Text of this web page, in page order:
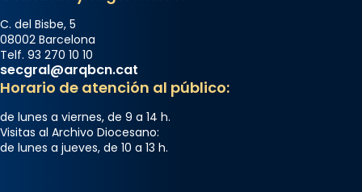
C. del Bisbe, 5
08002 Barcelona
Telf. 93 270 10 10
secgral@arqbcn.cat
Horario de atención al público:
de lunes a viernes, de 9 a 14 h.
Visitas al Archivo Diocesano:
de lunes a jueves, de 10 a 13 h.